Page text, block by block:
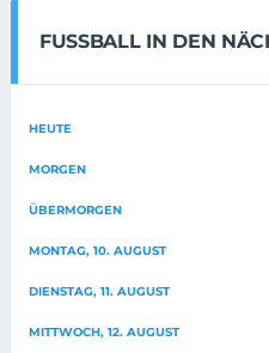
FUSSBALL IN DEN
HEUTE
MORGEN
ÜBERMORGEN
MONTAG, 10. AUGUST
DIENSTAG, 11. AUGUST
MITTWOCH, 12. AUGUST